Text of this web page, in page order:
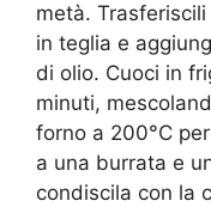
metà.
in teglia e
di olio. Cuoci in
minuti,
forno a 200°C
a una burrata e
condiscila con la